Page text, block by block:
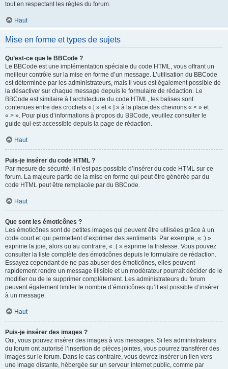
tout en respectant les règles du forum.
Haut
Mise en forme et types de sujets
Qu’est-ce que le BBCode ?
Le BBCode est une implémentation spéciale du code HTML, vous offrant un
meilleur contrôle sur la mise en forme d’un message. L’utilisation du BBCode
est déterminée par les administrateurs, mais il vous est également possible de
la désactiver sur chaque message depuis le formulaire de rédaction. Le
BBCode est similaire à l’architecture du code HTML, les balises sont
contenues entre des crochets « [ » et « ] » à la place des chevrons « < » et
« > ». Pour plus d’informations à propos du BBCode, veuillez consulter le
guide qui est accessible depuis la page de rédaction.
Haut
Puis-je insérer du code HTML ?
Par mesure de sécurité, il n’est pas possible d’insérer du code HTML sur ce
forum. La majeure partie de la mise en forme qui peut être générée par du
code HTML peut être remplacée par du BBCode.
Haut
Que sont les émoticônes ?
Les émoticônes sont de petites images qui peuvent être utilisées grâce à un
code court et qui permettent d’exprimer des sentiments. Par exemple, « :) »
exprime la joie, alors qu’au contraire, « :( » exprime la tristesse. Vous pouvez
consulter la liste complète des émoticônes depuis le formulaire de rédaction.
Essayez cependant de ne pas abuser des émoticônes, elles peuvent
rapidement rendre un message illisible et un modérateur pourrait décider de le
modifier ou de le supprimer complètement. Les administrateurs du forum
peuvent également limiter le nombre d’émoticônes qu’il est possible d’insérer
à un message.
Haut
Puis-je insérer des images ?
Oui, vous pouvez insérer des images à vos messages. Si les administrateurs
du forum ont autorisé l’insertion de pièces jointes, vous pourrez transférer des
images sur le forum. Dans le cas contraire, vous devrez insérer un lien vers
une image distante, hébergée sur un serveur internet public, comme par